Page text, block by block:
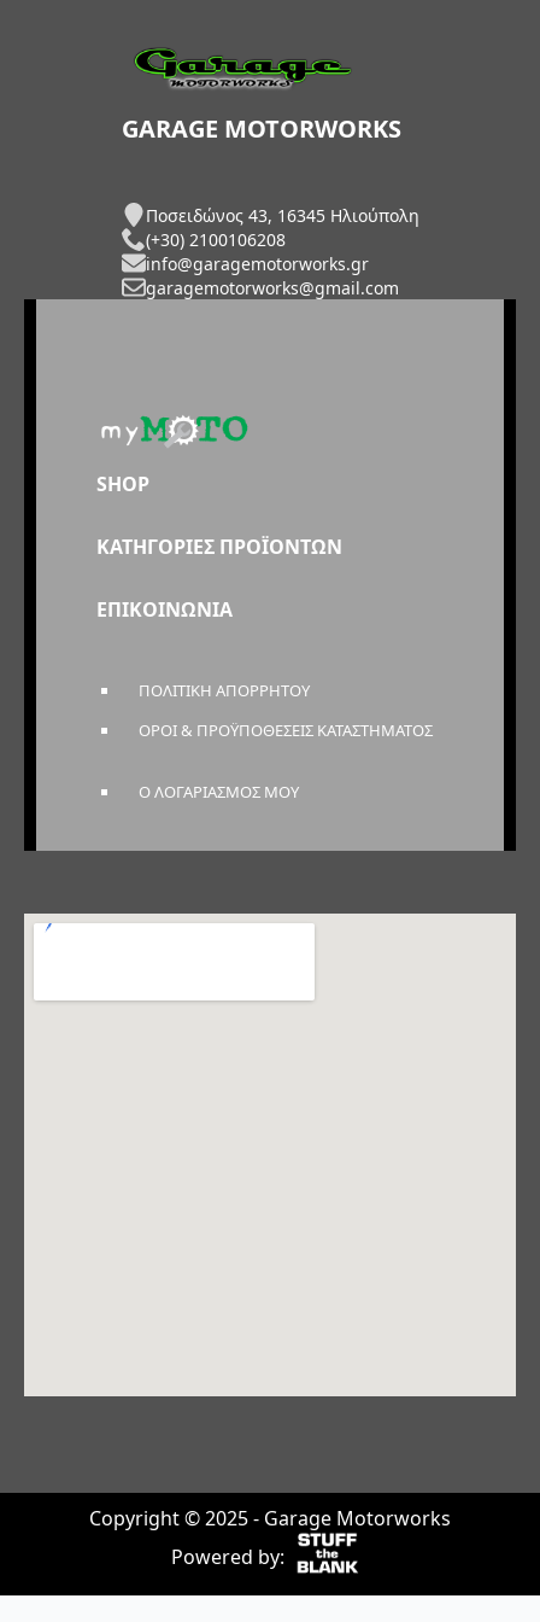
GARAGE MOTORWORKS
Ποσειδώνος 43, 16345 Ηλιούπολη
(+30) 2100106208
info@garagemotorworks.gr
garagemotorworks@gmail.com
SHOP
ΚΑΤΗΓΟΡΙΕΣ ΠΡΟΪΟΝΤΩΝ
ΕΠΙΚΟΙΝΩΝΙΑ
ΠΟΛΙΤΙΚΗ ΑΠΟΡΡΗΤΟΥ
ΟΡΟΙ & ΠΡΟΫΠΟΘΕΣΕΙΣ ΚΑΤΑΣΤΗΜΑΤΟΣ
Ο ΛΟΓΑΡΙΑΣΜΟΣ ΜΟΥ
Copyright © 2025 - Garage Motorworks
Powered by: